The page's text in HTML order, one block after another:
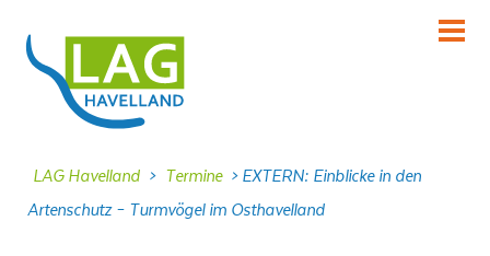
KENNENLERNEN
INFORMIEREN
LAG Havelland > Termine > EXTERN: Einblicke in den
Artenschutz – Turmvögel im Osthavelland